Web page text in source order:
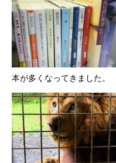
本が多くなってきました。